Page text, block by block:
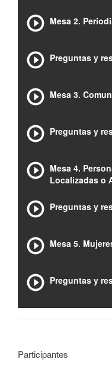
Mesa 2.
Preguntas y
Mesa 3.
Preguntas y
Mesa 4.
Localizadas o
Preguntas y
Mesa 5.
Preguntas y
Participantes